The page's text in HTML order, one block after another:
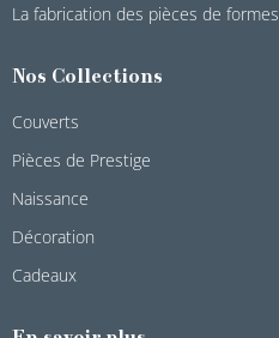
La fabrication des pièces de formes
Nos Collections
Couverts
Pièces de Prestige
Naissance
Décoration
Cadeaux